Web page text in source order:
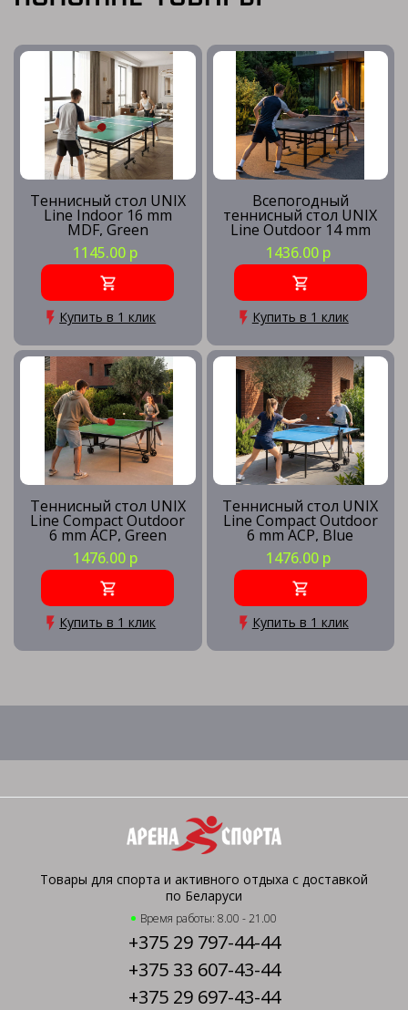
Теннисный стол UNIX
Line Indoor 16 mm
MDF, Green
1145.00 р
Купить в 1 клик
Всепогодный
теннисный стол UNIX
Line Outdoor 14 mm
SMC, Grey
1436.00 р
Купить в 1 клик
Теннисный стол UNIX
Line Compact Outdoor
6 mm ACP, Green
1476.00 р
Купить в 1 клик
Теннисный стол UNIX
Line Compact Outdoor
6 mm ACP, Blue
1476.00 р
Купить в 1 клик
Товары для спорта и активного отдыха с доставкой
по Беларуси
Время работы: 8.00 - 21.00
+375 29 797-44-44
+375 33 607-43-44
+375 29 697-43-44